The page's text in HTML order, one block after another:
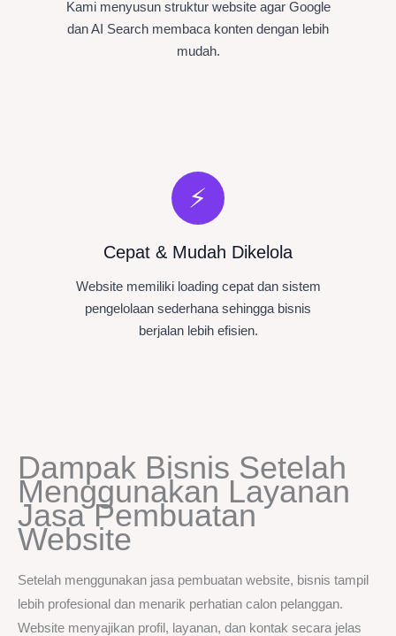
Kami menyusun struktur website agar Google
dan AI Search membaca konten dengan lebih
mudah.
⚡
Cepat & Mudah Dikelola
Website memiliki loading cepat dan sistem
pengelolaan sederhana sehingga bisnis
berjalan lebih efisien.
Dampak Bisnis Setelah
Menggunakan Layanan
Jasa Pembuatan
Website
Setelah menggunakan jasa pembuatan website, bisnis tampil
lebih profesional dan menarik perhatian calon pelanggan.
Website menyajikan profil, layanan, dan kontak secara jelas